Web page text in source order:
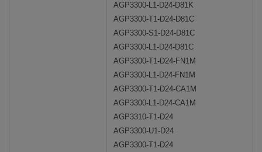
AGP3300-L1-D24-D81K
AGP3300-T1-D24-D81C
AGP3300-S1-D24-D81C
AGP3300-L1-D24-D81C
AGP3300-T1-D24-FN1M
AGP3300-L1-D24-FN1M
AGP3300-T1-D24-CA1M
AGP3300-L1-D24-CA1M
AGP3310-T1-D24
AGP3300-U1-D24
AGP3300-T1-D24